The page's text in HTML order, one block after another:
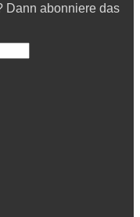
Dann abonniere das